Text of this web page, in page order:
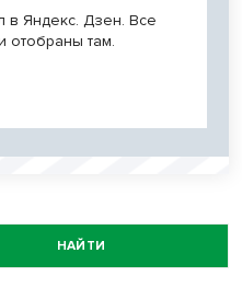
в Яндекс. Дзен. Все
отобраны там.
НАЙТИ